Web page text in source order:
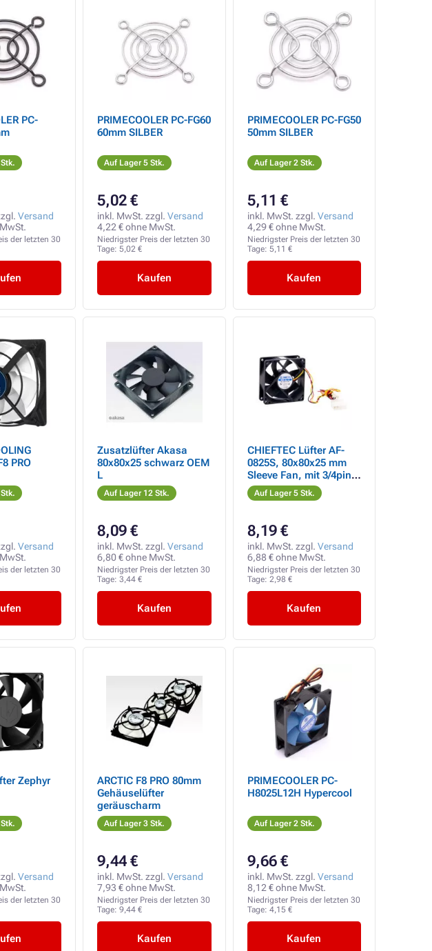
PC-
Versand
der letzten 30
PRIMECOOLER PC-FG60
60mm SILBER
Auf Lager 5 Stk.
5,02 €
inkl. MwSt. zzgl. Versand
4,22 € ohne MwSt.
Niedrigster Preis der letzten 30
Tage: 5,02 €
Kaufen
PRIMECOOLER PC-FG50
50mm SILBER
Auf Lager 2 Stk.
5,11 €
inkl. MwSt. zzgl. Versand
4,29 € ohne MwSt.
Niedrigster Preis der letzten 30
Tage: 5,11 €
Kaufen
PRO
Versand
der letzten 30
Zusatzlüfter Akasa
80x80x25 schwarz OEM
L
Auf Lager 12 Stk.
8,09 €
inkl. MwSt. zzgl. Versand
6,80 € ohne MwSt.
Niedrigster Preis der letzten 30
Tage: 3,44 €
Kaufen
CHIEFTEC Lüfter AF-
0825S, 80x80x25 mm
Sleeve Fan, mit 3/4pin
Stecker
Auf Lager 5 Stk.
8,19 €
inkl. MwSt. zzgl. Versand
6,88 € ohne MwSt.
Niedrigster Preis der letzten 30
Tage: 2,98 €
Kaufen
Zephyr
Versand
der letzten 30
ARCTIC F8 PRO 80mm
Gehäuselüfter
geräuscharm
Auf Lager 3 Stk.
9,44 €
inkl. MwSt. zzgl. Versand
7,93 € ohne MwSt.
Niedrigster Preis der letzten 30
Tage: 9,44 €
Kaufen
PRIMECOOLER PC-
H8025L12H Hypercool
Auf Lager 2 Stk.
9,66 €
inkl. MwSt. zzgl. Versand
8,12 € ohne MwSt.
Niedrigster Preis der letzten 30
Tage: 4,15 €
Kaufen